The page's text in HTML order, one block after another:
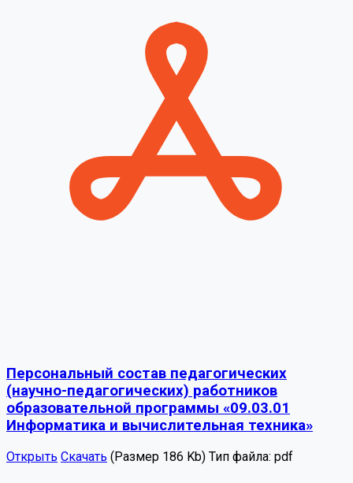
Персональный состав педагогических
(научно-педагогических) работников
образовательной программы «09.03.01
Информатика и вычислительная техника»
Открыть Скачать (Размер 186 Kb) Тип файла: pdf